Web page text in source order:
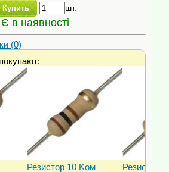
Купить шт.
Є в наявності
(0)
Резистор 10 Kом Резистор